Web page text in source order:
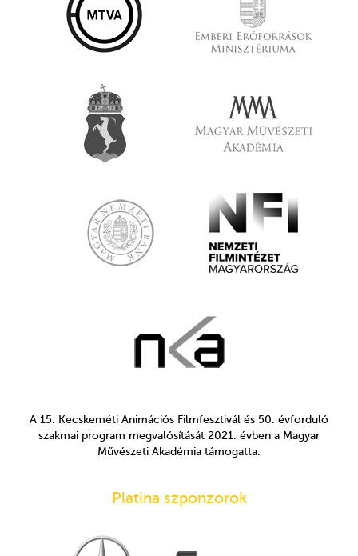
A 15. Kecskeméti Animációs Filmfesztivál és 50. évforduló
szakmai program megvalósítását 2021. évben a Magyar
Művészeti Akadémia támogatta.
Platina szponzorok